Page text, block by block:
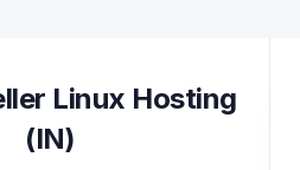
Linux Hosting
(IN)